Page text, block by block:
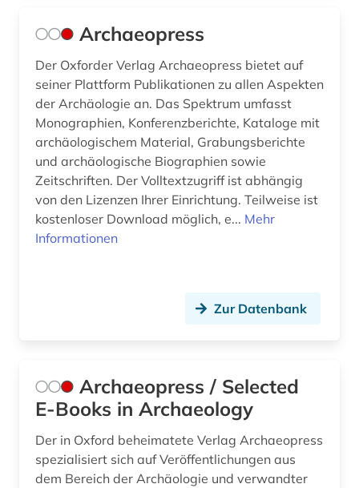
kunstgeschichte (7)
kunsthandwerk (2)
kunstmuseum (1)
kunstsammlung (1)
kunstwerk (1)
landeskunde (2)
landkreis regensburg (1)
landschaft (2)
landschaftsarchitektur (2)
Archaeopress
Der Oxforder Verlag Archaeopress bietet auf
seiner Plattform Publikationen zu allen Aspekten
der Archäologie an. Das Spektrum umfasst
Monographien, Konferenzberichte, Kataloge mit
archäologischem Material, Grabungsberichte
und archäologische Biographien sowie
Zeitschriften. Der Volltextzugriff ist abhängig
von den Lizenzen Ihrer Einrichtung. Teilweise ist
kostenloser Download möglich, e... Mehr
Informationen
Zur Datenbank
Archaeopress / Selected
E-Books in Archaeology
Der in Oxford beheimatete Verlag Archaeopress
spezialisiert sich auf Veröffentlichungen aus
dem Bereich der Archäologie und verwandter